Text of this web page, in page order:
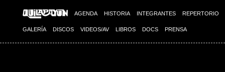
AGENDA HISTORIA INTEGRANTES REPERTORIO
GALERÍA DISCOS VIDEOS/AV LIBROS DOCS PRENSA